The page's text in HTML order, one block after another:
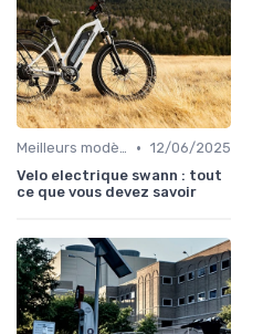
Meilleurs modèles et marques • 12/06/2025
Velo electrique swann : tout
ce que vous devez savoir